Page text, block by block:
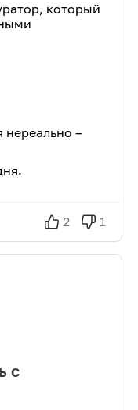
который
нереально –
2 1
с